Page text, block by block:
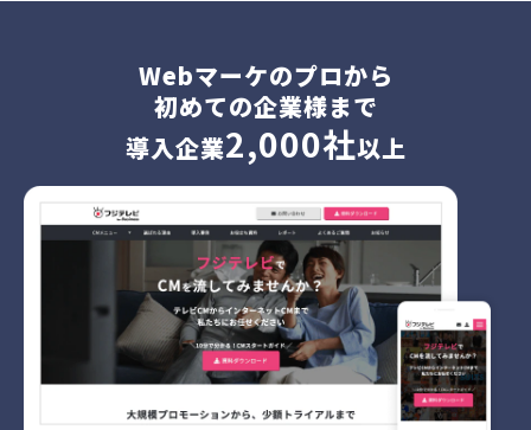
Webマーケのプロから
初めての企業様まで
導入企業2,000社以上